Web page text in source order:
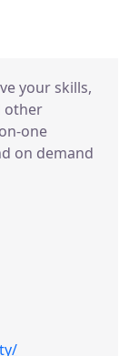
your skills,
other
one
on demand